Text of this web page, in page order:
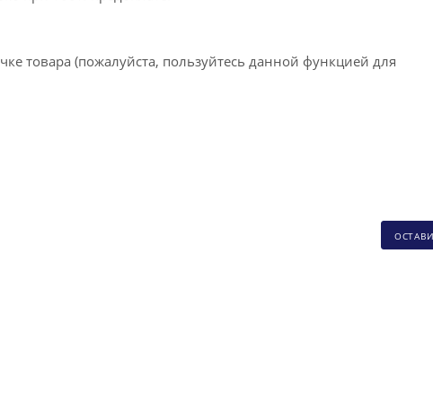
товара (пожалуйста, пользуйтесь данной функцией для